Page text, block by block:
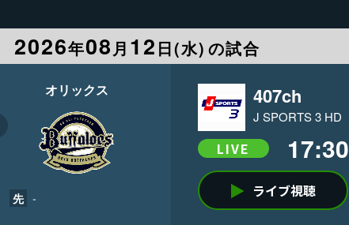
2026年08月 12 日(水) の試合
オリックス
先 -
407ch
J SPORTS 3 HD
LIVE 17:30
ライブ視聴